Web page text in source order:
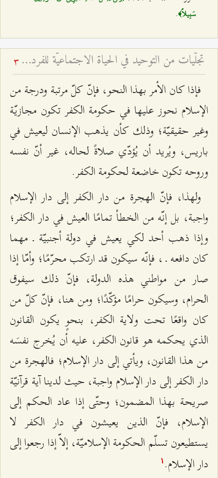
سَبِيلاً﴾.
تجلّيات من التوحيد في الحياة الاجتماعيّة للفرد المسلم 3
فإذا كان الأمر بهذا النحو، فإنّ كلّ مرتبة ودرجة من
الإسلام نحوز عليها في حكومة الكفر تكون مجازيّة
وغير حقيقيّة؛ وذلك كأن يذهب الإنسان ليعيش في
باريس، ويُريد أن يُؤدّي صلاةً لحاله، غير أنّ نفسه
وروحه تكون خاضعة لحكومة الكفر.
ولهذا، فإنّ الهجرة من دار الكفر إلى دار الإسلام
واجبة، بل إنّه من الخطأ تمامًا العيش في دار الكفر؛
وإذا ذهب أحد لكي يعيش في دولة أجنبيّة ـ مهما
كان دافعه ـ ، فإنّه سيكون قد ارتكب محرّمًا؛ وأمّا إذا
صار من مواطني هذه الدولة، فإنّ ذلك سيفوق
الحرام، وسيكون حرامًا مؤكّدًا؛ ومن هنا، فإنّ كلّ من
كان واقعًا تحت ولاية الكفر، بنحوٍ يكون القانون
الذي يحكمه هو قانون الكفر، عليه أن يُخرج نفسَه
من هذا القانون، ويأتي إلى دار الإسلام؛ فالهجرة من
دار الكفر إلى دار الإسلام واجبة، حيث لدينا آية قرآنيّة
صريحة بهذا المضمون؛ وحتّى إذا عاد الحكم إلى
الإسلام، فإنّ الذين يعيشون في دار الكفر لا
يستطيعون تسلّم الحكومة الإسلاميّة، إلاّ إذا رجعوا إلى
دار الإسلام. ۱